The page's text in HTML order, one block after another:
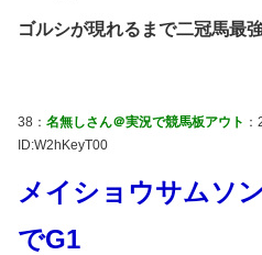
ゴルシが現れるまで二冠馬最
38： 名無しさん＠実況で競馬板アウト
ID:W2hKeyT00
メイショウサムソ
でG1